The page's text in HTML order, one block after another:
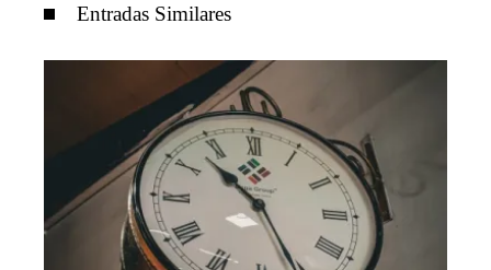
Entradas Similares